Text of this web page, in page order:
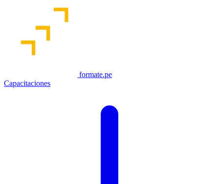
formate.pe
Capacitaciones